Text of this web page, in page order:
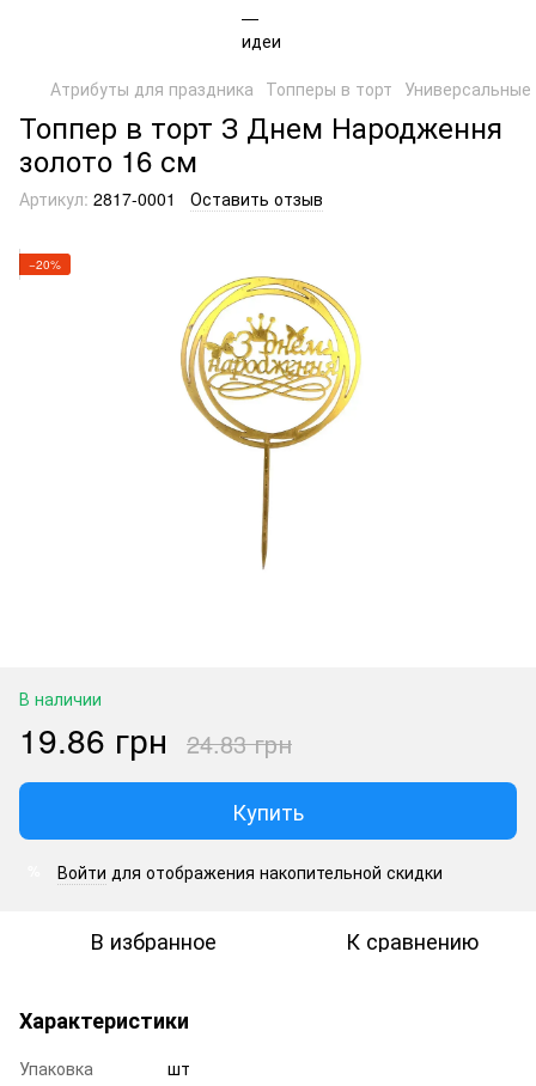
Атрибуты для праздника Топперы в торт Универсальные
Топпер в торт З Днем Народження
золото 16 см
Артикул: 2817-0001 Оставить отзыв
−20%
В наличии
19.86 грн 24.83 грн
Купить
Войти для отображения накопительной скидки
В избранное К сравнению
Характеристики
Упаковка
шт